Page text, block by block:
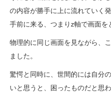
の内容が勝手に上に流れていく
手前に来る、つまりz軸で画面を
物理的に同じ画面を見ながら、
ました。
驚愕と同時に、世間的には自分
いと思うと、困ったものだと思